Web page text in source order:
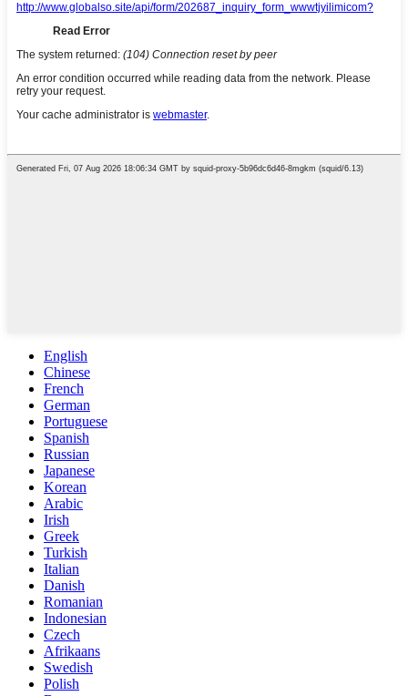
English
Chinese
French
German
Portuguese
Spanish
Russian
Japanese
Korean
Arabic
Irish
Greek
Turkish
Italian
Danish
Romanian
Indonesian
Czech
Afrikaans
Swedish
Polish